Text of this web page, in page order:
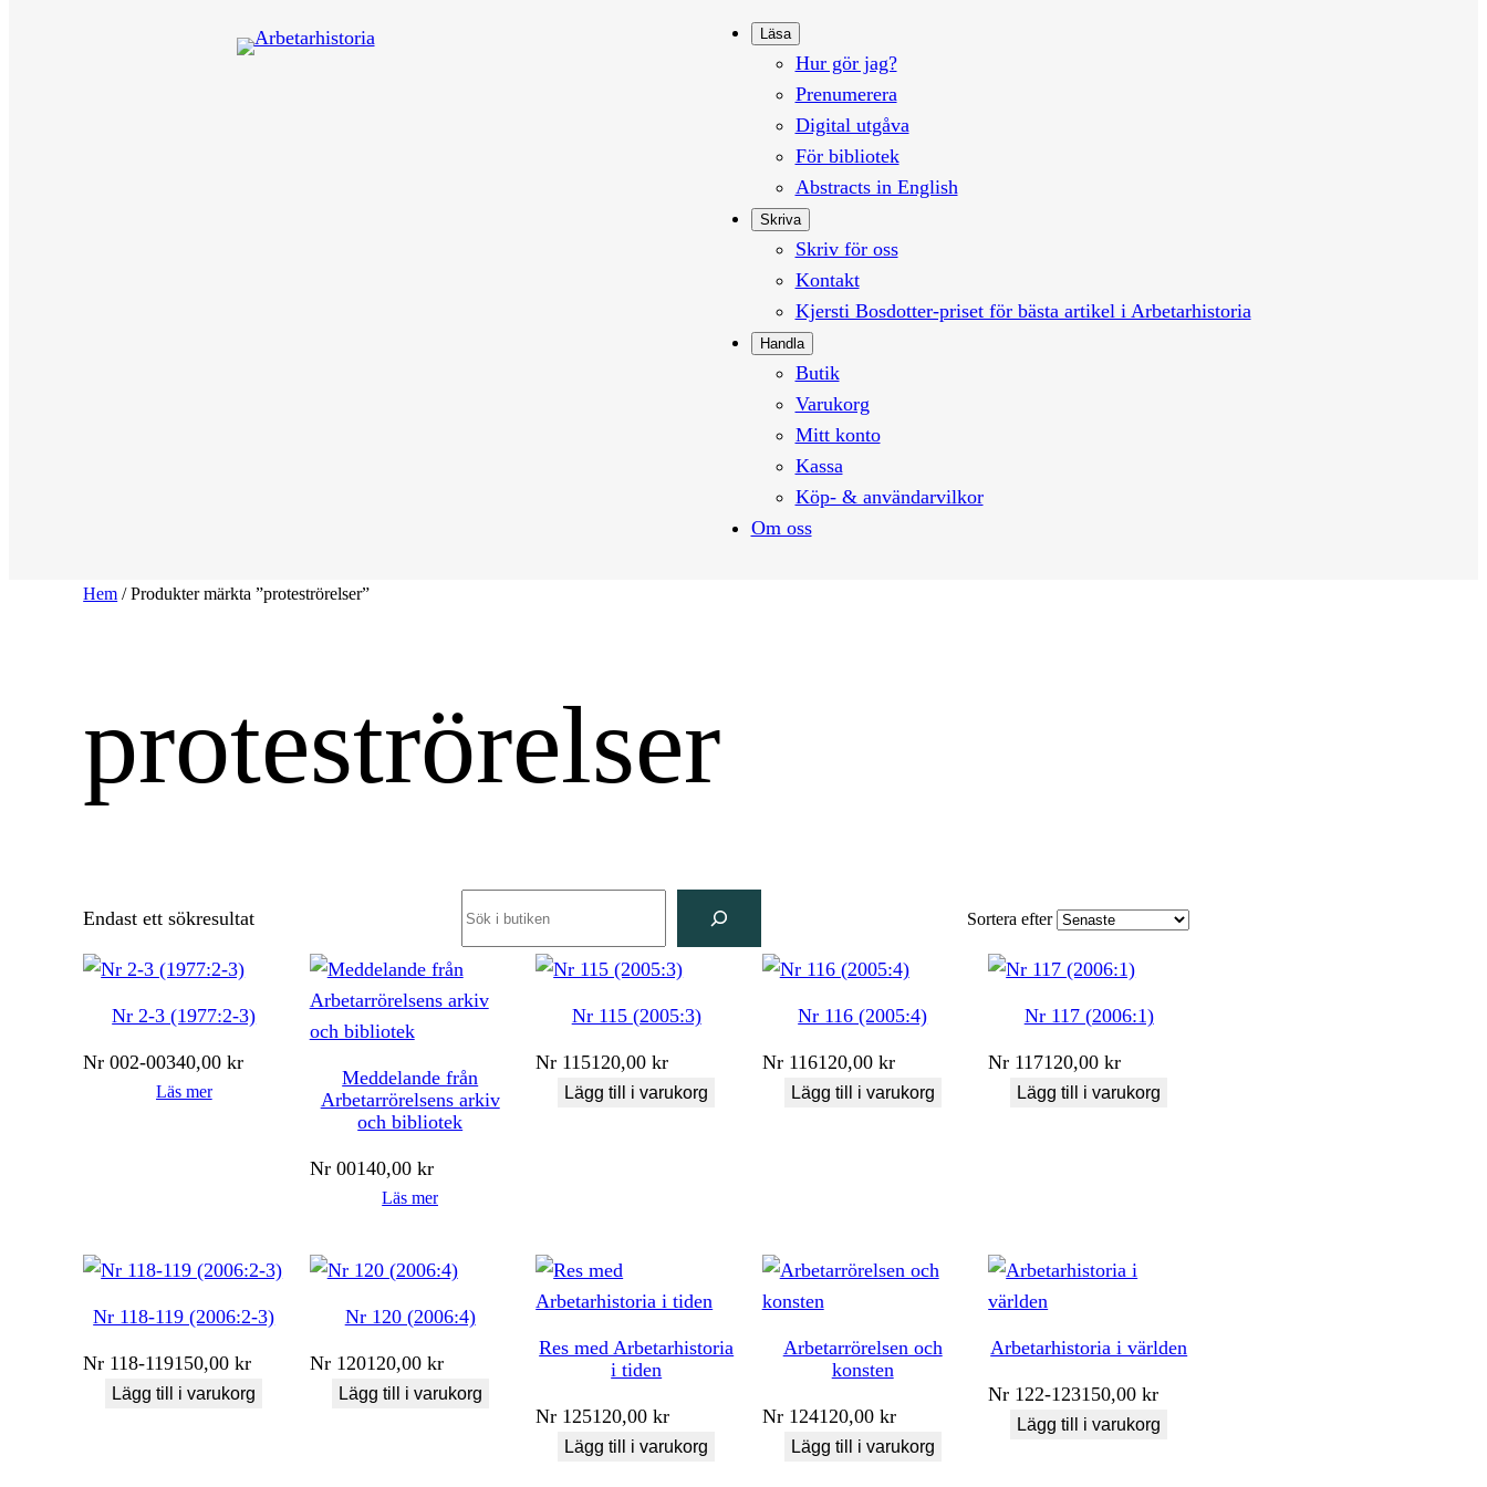
Läsa
Hur gör jag?
Prenumerera
Digital utgåva
För bibliotek
Abstracts in English
Skriva
Skriv för oss
Kontakt
Kjersti Bosdotter-priset för bästa artikel i Arbetarhistoria
Handla
Butik
Varukorg
Mitt konto
Kassa
Köp- & användarvilkor
Om oss
Hem / Produkter märkta ”proteströrelser”
proteströrelser
Endast ett sökresultat Sortera efter
Nr 2-3 (1977:2-3)
Nr 002-00340,00kr
Läs mer
Meddelande från
Arbetarrörelsens arkiv
och bibliotek
Nr 00140,00 kr
Läs mer
Nr 115 (2005:3)
Nr 115120,00kr
Lägg till i varukorg
Nr 116 (2005:4)
Nr 116120,00 kr
Lägg till i varukorg
Nr 117 (2006:1)
Nr 117120,00kr
Lägg till i varukorg
Nr 118-119 (2006:2-3)
Nr 118-119150,00kr
Lägg till i varukorg
Nr 120 (2006:4)
Nr 120120,00 kr
Lägg till i varukorg
Res med Arbetarhistoria
i tiden
Nr 125120,00kr
Lägg till i varukorg
Arbetarrörelsen och
konsten
Nr 124120,00 kr
Lägg till i varukorg
Arbetarhistoria i världen
Nr 122-123150,00kr
Lägg till i varukorg